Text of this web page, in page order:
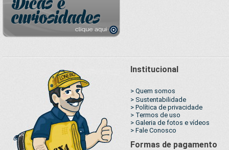
Institucional
> Quem somos
> Sustentabilidade
> Política de privacidade
> Termos de uso
> Galeria de fotos e vídeos
> Fale Conosco
Formas de pagamento